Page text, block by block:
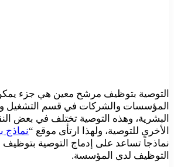
التوصية بتوظيف مرشح معين هي جزء
المؤسسات والشركات في قسم التشغيل
البشرية، وهذه التوصية تختلف في بعض
الأخرى للتوصية، ولهذا ارتأى موقع “نماذج
نماذجاً تساعد على إدماج التوصية
التوظيف لدى المؤسسة.